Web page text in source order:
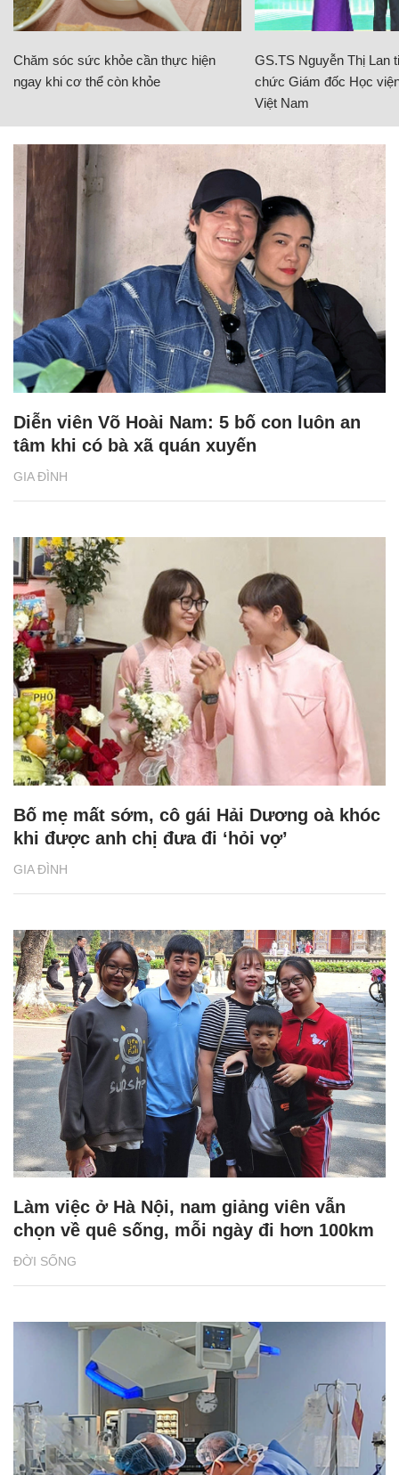
Chăm sóc sức khỏe cần thực hiện
ngay khi cơ thể còn khỏe
GS.TS Nguyễn Thị Lan
chức Giám đốc Học
Việt Nam
GIA ĐÌNH
Diễn viên Võ Hoài Nam: 5 bố con luôn an
tâm khi có bà xã quán xuyến
GIA ĐÌNH
Bố mẹ mất sớm, cô gái Hải Dương oà khóc
khi được anh chị đưa đi ‘hỏi vợ’
ĐỜI SỐNG
Làm việc ở Hà Nội, nam giảng viên vẫn
chọn về quê sống, mỗi ngày đi hơn 100km